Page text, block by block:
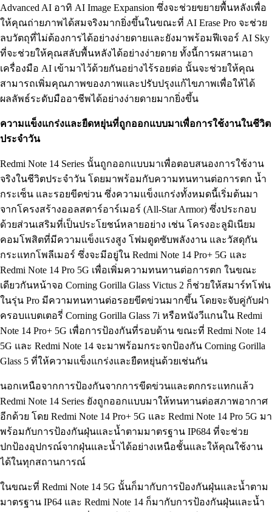
Advanced AI อาทิ AI Image Expansion ซึ่งจะช่วยขยายพื้นหลังเพื่อ
ให้คุณถ่ายภาพได้สมจริงมากยิ่งขึ้นในขณะที่ AI Erase Pro จะช่วย
ลบวัตถุที่ไม่ต้องการได้อย่างง่ายดายและยังมาพร้อมฟีเจอร์ AI Sky
ที่จะช่วยให้คุณสลับพื้นหลังได้อย่างง่ายดาย ทั้งนี้การผสานเอา
เครื่องมือ AI เข้ามาไว้ด้วยกันอย่างไร้รอยต่อ นั้นจะช่วยให้คุณ
สามารถเพิ่มคุณภาพของภาพและปรับปรุงแก้ไขภาพเพื่อให้ได้
ผลลัพธ์ระดับมืออาชีพได้อย่างง่ายดายมากยิ่งขึ้น
ความแข็งแกร่งและยืดหยุ่นที่ถูกออกแบบมาเพื่อการใช้งานในชีวิต
ประจำวัน
Redmi Note 14 Series นั้นถูกออกแบบมาเพื่อตอบสนองการใช้งาน
จริงในชีวิตประจำวัน โดยมาพร้อมกับความทนทานต่อการตก น้ำ
กระเซ็น และรอยขีดข่วน ซึ่งความแข็งแกร่งทั้งหมดนี้เริ่มต้นมา
จากโครงสร้างออลสตาร์อาร์เมอร์ (All-Star Armor) ซึ่งประกอบ
ด้วยส่วนเสริมที่เป็นประโยชน์หลายอย่าง เช่น โครงอะลูมิเนียม
คอมโพสิตที่มีความแข็งแรงสูง โฟมดูดซับพลังงาน และวัสดุกัน
กระแทกโพลีเมอร์ ซึ่งจะมีอยู่ใน Redmi Note 14 Pro+ 5G และ
Redmi Note 14 Pro 5G เพื่อเพิ่มความทนทานต่อการตก ในขณะ
เดียวกันหน้าจอ Corning Gorilla Glass Victus 2 ก็ช่วยให้สมาร์ทโฟน
ในรุ่น Pro มีความทนทานต่อรอยขีดข่วนมากขึ้น โดยจะจับคู่กับฝา
ครอบแบตเตอรี่ Corning Gorilla Glass 7i หรือหนังวีแกนใน Redmi
Note 14 Pro+ 5G เพื่อการป้องกันที่รอบด้าน ขณะที่ Redmi Note 14
5G และ Redmi Note 14 จะมาพร้อมกระจกป้องกัน Corning Gorilla
Glass 5 ที่ให้ความแข็งแกร่งและยืดหยุ่นด้วยเช่นกัน
นอกเหนือจากการป้องกันจากการขีดข่วนและตกกระแทกแล้ว
Redmi Note 14 Series ยังถูกออกแบบมาให้ทนทานต่อสภาพอากาศ
อีกด้วย โดย Redmi Note 14 Pro+ 5G และ Redmi Note 14 Pro 5G มา
พร้อมกับการป้องกันฝุ่นและน้ำตามมาตรฐาน IP684 ที่จะช่วย
ปกป้องอุปกรณ์จากฝุ่นและน้ำได้อย่างเหนือชั้นและให้คุณใช้งาน
ได้ในทุกสถานการณ์
ในขณะที่ Redmi Note 14 5G นั้นก็มากับการป้องกันฝุ่นและน้ำตาม
มาตรฐาน IP64 และ Redmi Note 14 ก็มากับการป้องกันฝุ่นและน้ำ